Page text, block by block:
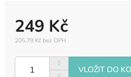
249 Kč
205,79 Kč bez DPH
cena: